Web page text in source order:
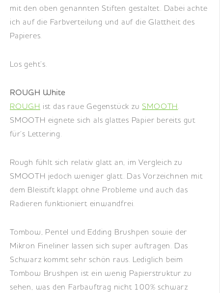
mit den oben genannten Stiften gestaltet. Dabei achte
ich auf die Farbverteilung und auf die Glattheit des
Papieres.
Los geht’s.
ROUGH White
ROUGH ist das raue Gegenstück zuSMOOTH.
SMOOTH eignete sich als glattes Papier bereits gut
für‘s Lettering.
Rough fühlt sich relativ glatt an, im Vergleich zu
SMOOTH jedoch weniger glatt. Das Vorzeichnen mit
dem Bleistift klappt ohne Probleme und auch das
Radieren funktioniert einwandfrei.
Tombow, Pentel und Edding Brushpen sowie der
Mikron Fineliner lassen sich super auftragen. Das
Schwarz kommt sehr schön raus. Lediglich beim
Tombow Brushpen ist ein wenig Papierstruktur zu
sehen, was den Farbauftrag nicht 100% schwarz